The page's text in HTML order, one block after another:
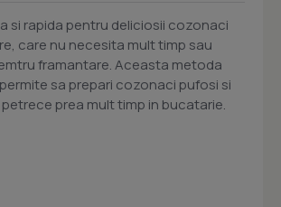
si rapida pentru deliciosii cozonaci
care nu necesita mult timp sau
framantare. Aceasta metoda
sa prepari cozonaci pufosi si
prea mult timp in bucatarie.